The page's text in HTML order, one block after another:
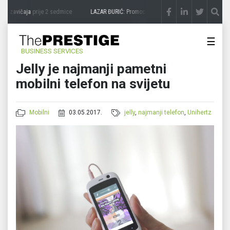
zavičajaprije 2 sedmice LAZAR ĐURIĆ: Promocija potencijal pretvara u
BUSINESS SERVICES
☰
Jelly je najmanji pametni
mobilni telefon na svijetu
Mobilni 03.05.2017. jelly,najmanji telefon,Unihertz